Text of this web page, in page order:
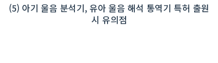
(5) 아기 울음 분석기, 유아 울음 해석 통역기 특허 출원
시 유의점